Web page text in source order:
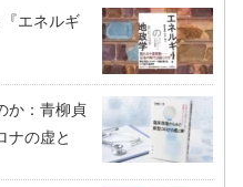
エネルギ
か：青柳貞
ナの虚と